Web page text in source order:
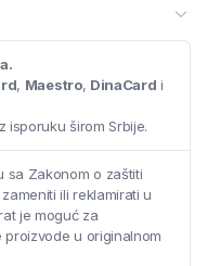
, Maestro, DinaCard i
isporuku širom Srbije.
sa Zakonom o zaštiti
ili reklamirati u
je moguć za
u originalnom